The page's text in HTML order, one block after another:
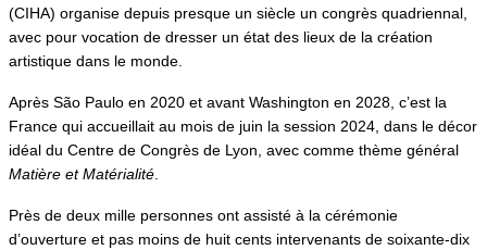
(CIHA) organise depuis presque un siècle un congrès quadriennal,
avec pour vocation de dresser un état des lieux de la création
artistique dans le monde.
Après São Paulo en 2020 et avant Washington en 2028, c’est la
France qui accueillait au mois de juin la session 2024, dans le décor
idéal du Centre de Congrès de Lyon, avec comme thème général
Matière et Matérialité
Près de deux mille personnes ont assisté à la cérémonie
d’ouverture et pas moins de huit cents intervenants de soixante-dix